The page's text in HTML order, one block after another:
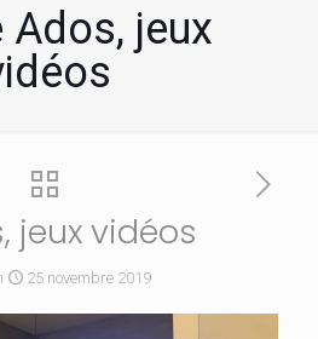
Ados, jeux
jeux vidéos
25 novembre 2019